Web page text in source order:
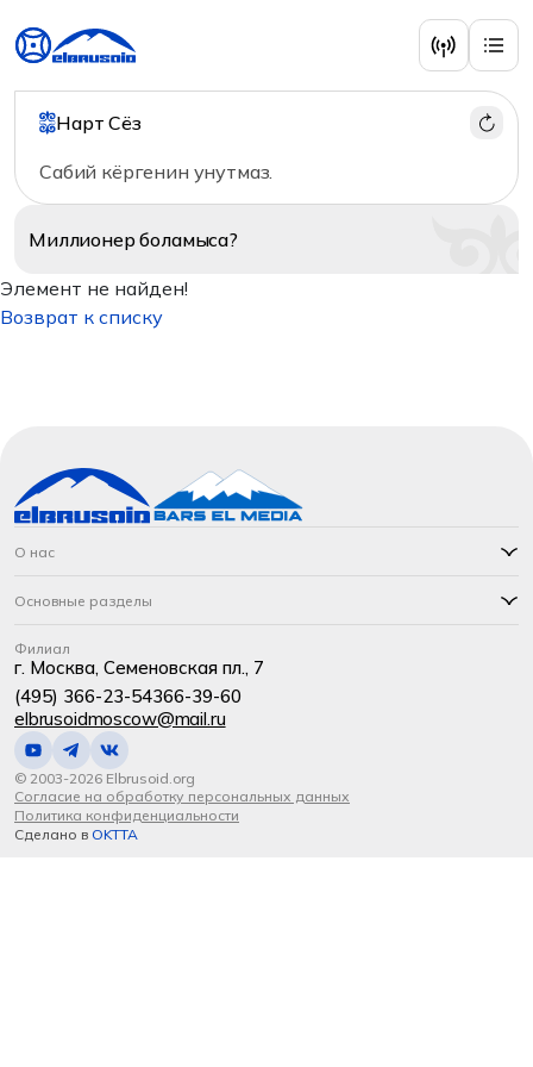
Нарт Сёз
Сабий кёргенин унутмаз.
Миллионерболамыса?
Элемент не найден!
Возврат к списку
О нас
Основные разделы
Филиал
г. Москва, Семеновская пл., 7
(495) 366-23-54366-39-60
elbrusoidmoscow@mail.ru
© 2003-2026 Elbrusoid.org
Согласие на обработку персональных данных
Политика конфиденциальности
Сделано в OKTTA